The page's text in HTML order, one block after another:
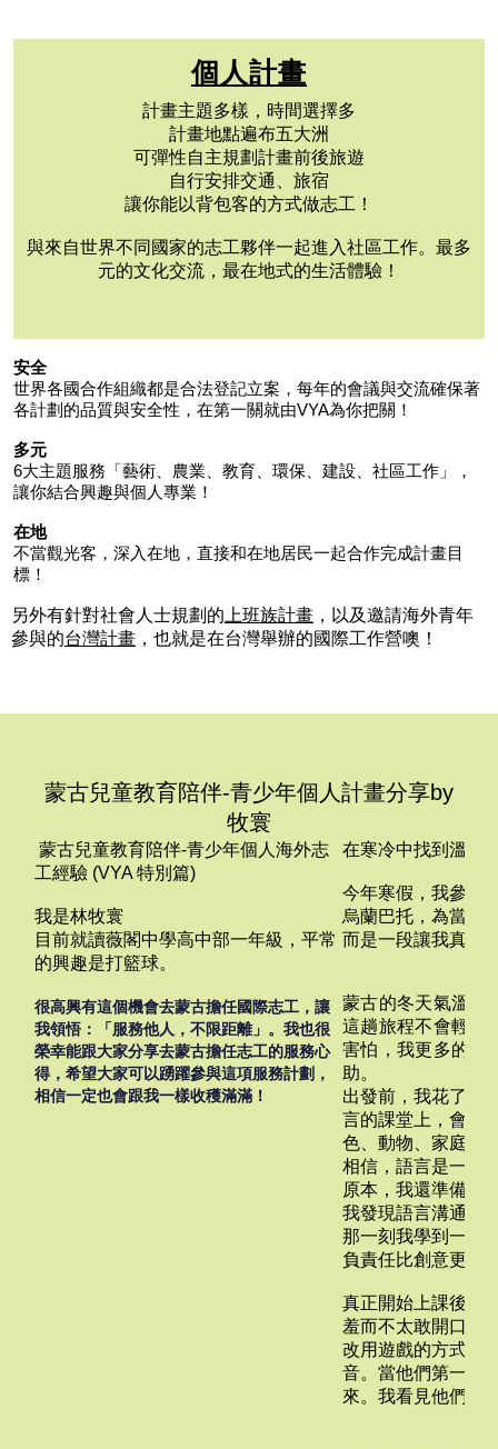
個人計畫
計畫主題多樣，時間選擇多
計畫地點遍布五大洲
可彈性自主規劃計畫前後旅遊
自行安排交通、旅宿
讓你能以背包客的方式做志工！
與來自世界不同國家的志工夥伴一起進入社區工作。最多
元的文化交流，最在地式的生活體驗！
安全
世界各國合作組織都是合法登記立案，每年的會議與交流確保著
各計劃的品質與安全性，在第一關就由VYA為你把關！
多元
6大主題服務「藝術、農業、教育、環保、建設、社區工作」，
讓你結合興趣與個人專業！
在地
不當觀光客，深入在地，直接和在地居民一起合作完成計畫目
標！
另外有針對社會人士規劃的 上班族計畫 ，以及邀請海外青年
參與的台灣計畫 ，也就是在台灣舉辦的國際工作營噢！
蒙古兒童教育陪伴-青少年個人計畫分享by
牧寰
蒙古兒童教育陪伴-青少年個人海外志
工經驗 (VYA 特別篇)
我是林牧寰
目前就讀薇閣中學高中部一年級，平常
的興趣是打籃球。
很高興有這個機會去蒙古擔任國際志工，讓
我領悟：「服務他人，不限距離」。我也很
榮幸能跟大家分享去蒙古擔任志工的服務心
得，希望大家可以踴躍參與這項服務計劃，
相信一定也會跟我一樣收穫滿滿 ！
在寒冷中找到溫暖-
今年寒假，我參加
烏蘭巴托，為當地
而是一段讓我真正
蒙古的冬天氣溫常
這趟旅程不會輕鬆
害怕，我更多的是
助。
出發前，我花了很
言的課堂上，會希
色、動物、家庭與
相信，語言是一把
原本，我還準備帶
我發現語言溝通可
那一刻我學到一件
負責任比創意更重
真正開始上課後，
羞而不太敢開口。
改用遊戲的方式進
音。當他們第一次
來。我看見他們臉